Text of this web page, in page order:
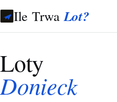
Ile TrwaLot?
Loty
Donieck